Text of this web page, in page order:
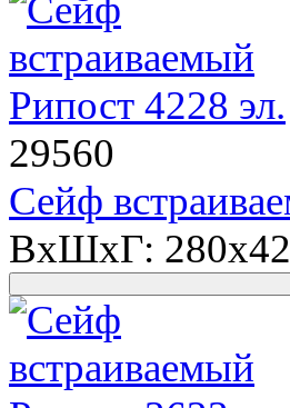
29560
Сейф
ВхШхГ: